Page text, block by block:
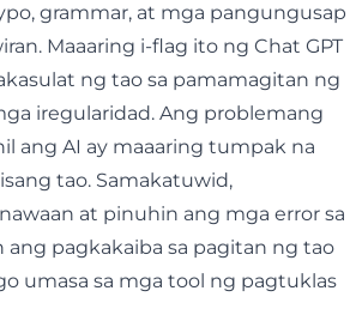
grammar, at mga pangungusap
Maaaring i-flag ito ng Chat GPT
ng tao sa pamamagitan ng
iregularidad. Ang problemang
ang AI ay maaaring tumpak na
tao. Samakatuwid,
at pinuhin ang mga error sa
ang pagkakaiba sa pagitan ng tao
umasa sa mga tool ng pagtuklas